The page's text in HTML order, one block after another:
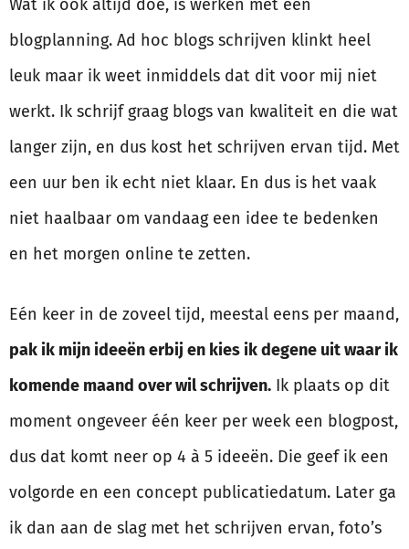
Wat ik ook altijd doe, is werken met een
blogplanning. Ad hoc blogs schrijven klinkt heel
leuk maar ik weet inmiddels dat dit voor mij niet
werkt. Ik schrijf graag blogs van kwaliteit en die wat
langer zijn, en dus kost het schrijven ervan tijd. Met
een uur ben ik echt niet klaar. En dus is het vaak
niet haalbaar om vandaag een idee te bedenken
en het morgen online te zetten.
Eén keer in de zoveel tijd, meestal eens per maand,
pak ik mijn ideeën erbij en kies ik degene uit waar ik
komende maand over wil schrijven. Ik plaats op dit
moment ongeveer één keer per week een blogpost,
dus dat komt neer op 4 à 5 ideeën. Die geef ik een
volgorde en een concept publicatiedatum. Later ga
ik dan aan de slag met het schrijven ervan, foto’s